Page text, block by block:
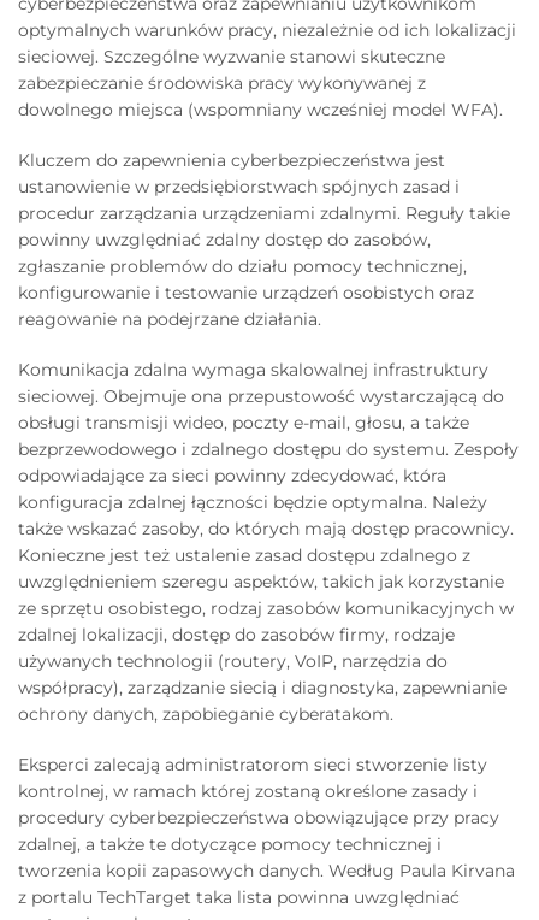
optymalnych warunków pracy, niezależnie od ich lokalizacji
sieciowej. Szczególne wyzwanie stanowi skuteczne
zabezpieczanie środowiska pracy wykonywanej z
dowolnego miejsca (wspomniany wcześniej model WFA).
Kluczem do zapewnienia cyberbezpieczeństwa jest
ustanowienie w przedsiębiorstwach spójnych zasad i
procedur zarządzania urządzeniami zdalnymi. Reguły takie
powinny uwzględniać zdalny dostęp do zasobów,
zgłaszanie problemów do działu pomocy technicznej,
konfigurowanie i testowanie urządzeń osobistych oraz
reagowanie na podejrzane działania.
Komunikacja zdalna wymaga skalowalnej infrastruktury
sieciowej. Obejmuje ona przepustowość wystarczającą do
obsługi transmisji wideo, poczty e-mail, głosu, a także
bezprzewodowego i zdalnego dostępu do systemu. Zespoły
odpowiadające za sieci powinny zdecydować, która
konfiguracja zdalnej łączności będzie optymalna. Należy
także wskazać zasoby, do których mają dostęp pracownicy.
Konieczne jest też ustalenie zasad dostępu zdalnego z
uwzględnieniem szeregu aspektów, takich jak korzystanie
ze sprzętu osobistego, rodzaj zasobów komunikacyjnych w
zdalnej lokalizacji, dostęp do zasobów firmy, rodzaje
używanych technologii (routery, VoIP, narzędzia do
współpracy), zarządzanie siecią i diagnostyka, zapewnianie
ochrony danych, zapobieganie cyberatakom.
Eksperci zalecają administratorom sieci stworzenie listy
kontrolnej, w ramach której zostaną określone zasady i
procedury cyberbezpieczeństwa obowiązujące przy pracy
zdalnej, a także te dotyczące pomocy technicznej i
tworzenia kopii zapasowych danych. Według Paula Kirvana
z portalu TechTarget taka lista powinna uwzględniać